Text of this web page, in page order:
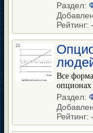
Раздел:
Рейтинг:
Все
опционах
Раздел:
Рейтинг: